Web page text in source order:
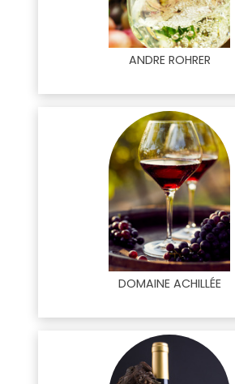
ANDRE ROHRER
DOMAINE ACHILLÉE